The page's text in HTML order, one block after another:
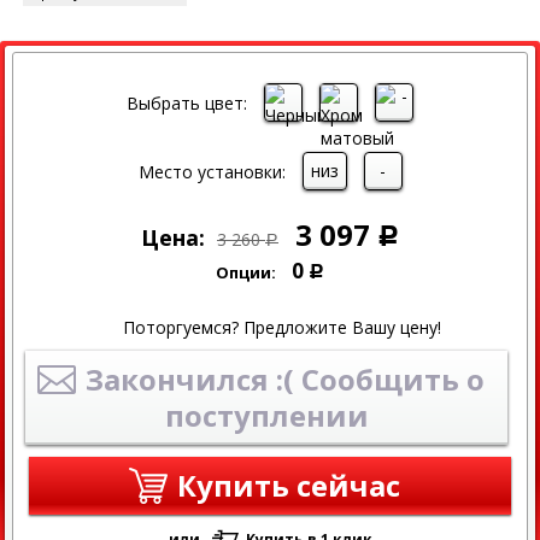
СКИДКА
Выбрать цвет:
Место установки: низ -
Цена: 3 260 Р 3 097 Р
Опции: 0 Р
Поторгуемся? Предложите Вашу цену!
Закончился :( Сообщить о
поступлении
Купить сейчас